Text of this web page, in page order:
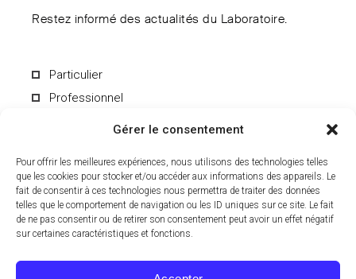
Gérer le consentement
Pour offrir les meilleures expériences, nous utilisons des technologies telles
que les cookies pour stocker et/ou accéder aux informations des appareils. Le
fait de consentir à ces technologies nous permettra de traiter des données
telles que le comportement de navigation ou les ID uniques sur ce site. Le fait
de ne pas consentir ou de retirer son consentement peut avoir un effet négatif
sur certaines caractéristiques et fonctions.
Restez informé des actualités du Laboratoire.
Particulier
Professionnel
En soumettant le formulaire, vous acceptez de recevoir par e-mail les
informations du Laboratoire CCD. Vous pouvez vous désinscrire à
tout moment. Pour en savoir plus sur le traitement de vos données
personnelles, consultez notrepolitique de confidentialité.